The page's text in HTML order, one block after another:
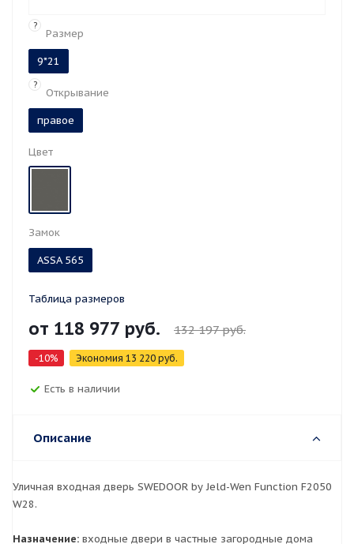
?
Размер
9*21
?
Открывание
правое
Цвет
Замок
ASSA 565
Таблица размеров
от 118 977 руб. 132 197 руб.
-10% Экономия 13 220 руб.
Есть в наличии
Описание
Уличная входная дверь SWEDOOR by Jeld-Wen Function F2050
W28.
Назначение: входные двери в частные загородные дома